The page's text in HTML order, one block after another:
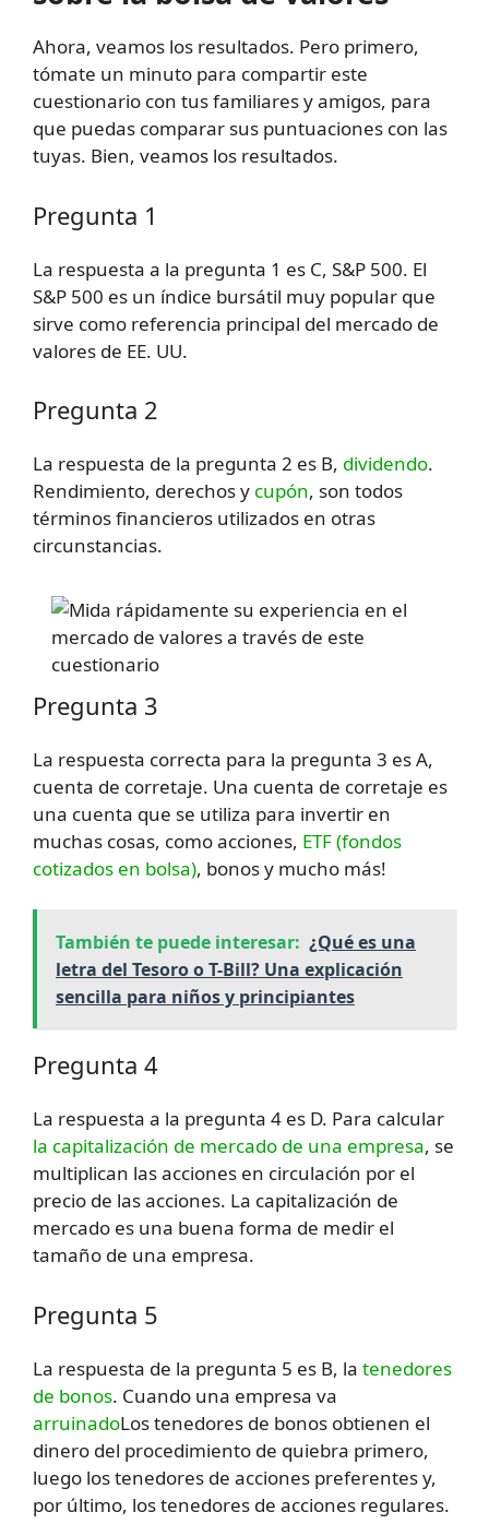
Ahora, veamos los resultados. Pero primero,
tómate un minuto para compartir este
cuestionario con tus familiares y amigos, para
que puedas comparar sus puntuaciones con las
tuyas. Bien, veamos los resultados.
Pregunta 1
La respuesta a la pregunta 1 es C, S&P 500. El
S&P 500 es un índice bursátil muy popular que
sirve como referencia principal del mercado de
valores de EE. UU.
Pregunta 2
La respuesta de la pregunta 2 es B, dividendo.
Rendimiento, derechos y cupón, son todos
términos financieros utilizados en otras
circunstancias.
Pregunta 3
La respuesta correcta para la pregunta 3 es A,
cuenta de corretaje. Una cuenta de corretaje es
una cuenta que se utiliza para invertir en
muchas cosas, como acciones, ETF (fondos
cotizados en bolsa), bonos y mucho más!
También te puede interesar: ¿Qué es una
letra del Tesoro o T-Bill? Una explicación
sencilla para niños y principiantes
Pregunta 4
La respuesta a la pregunta 4 es D. Para calcular
la capitalización de mercado de una empresa, se
multiplican las acciones en circulación por el
precio de las acciones. La capitalización de
mercado es una buena forma de medir el
tamaño de una empresa.
Pregunta 5
La respuesta de la pregunta 5 es B, la tenedores
de bonos. Cuando una empresa va
arruinadoLos tenedores de bonos obtienen el
dinero del procedimiento de quiebra primero,
luego los tenedores de acciones preferentes y,
por último, los tenedores de acciones regulares.